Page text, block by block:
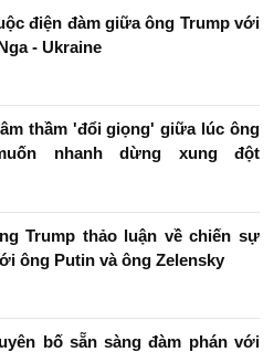
điện đàm giữa ông Trump với
- Ukraine
thầm 'đổi giọng' giữa lúc ông
nhanh dừng xung đột
Trump thảo luận về chiến sự
ông Putin và ông Zelensky
bố sẵn sàng đàm phán với